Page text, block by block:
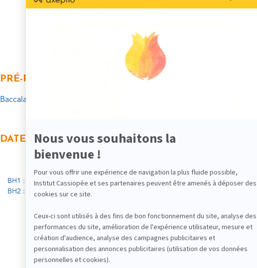
UneATTESTATION DE FORMATION
PRÉ-REQUIS
Baccalauréat ou équivalent
DATES • 3 SESSIONS
BH1 : 23 - 25 octobre 2026
BH2 : 20 - 22 novembre 2026
BH1 : 26 - 28 février 2027
188 stagiaires formés en 10 ans